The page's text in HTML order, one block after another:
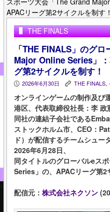
APACリーグ第2サイクルを制す
THE FINALS
「THE FINALS」のグ
Major Online Series」
グ第2サイクルを制す！
P 2026年6月30日 K THE FINALS,
オンラインゲームの制作及び
港区、代表取締役社長：李
同社の連結子会社である
ストックホルム市、CEO：
ド）が配信するチームシュ
2026年6月28日、
同タイトルのグローバルeス
Series」の、APACリーグ第
配信元： 株式会社ネクソン